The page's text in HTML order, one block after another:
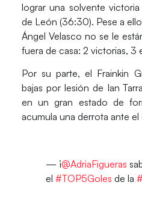
lograr una solvente
de León (36:30). Pese a
Ángel Velasco no se le
fuera de casa: 2 victorias, 3
Por su parte, el Frainkin
bajas por lesión de Ian
en un gran estado de
acumula una derrota ante el
— ¡@AdriaFigueras
el #TOP5Goles de la